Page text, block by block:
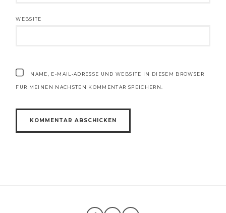
WEBSITE
NAME, E-MAIL-ADRESSE UND WEBSITE IN DIESEM BROWSER
FÜR MEINEN NÄCHSTEN KOMMENTAR SPEICHERN.